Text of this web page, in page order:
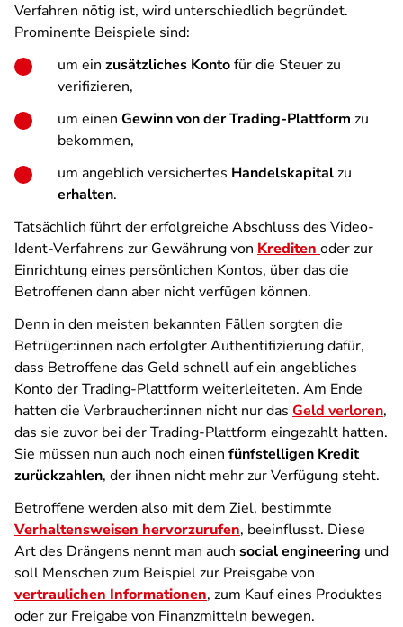
Verfahren nötig ist, wird unterschiedlich begründet.
Prominente Beispiele sind:
um ein zusätzliches Kontofür die Steuer zu
verifizieren,
um einen Gewinn von der Trading-Plattform zu
bekommen,
um angeblich versichertes Handelskapitalzu
erhalten.
Tatsächlich führt der erfolgreiche Abschluss des Video-
Ident-Verfahrens zur Gewährung von Krediten oder zur
Einrichtung eines persönlichen Kontos, über das die
Betroffenen dann aber nicht verfügen können.
Denn in den meisten bekannten Fällen sorgten die
Betrüger:innen nach erfolgter Authentifizierung dafür,
dass Betroffene das Geld schnell auf ein angebliches
Konto der Trading-Plattform weiterleiteten. Am Ende
hatten die Verbraucher:innen nicht nur das Geld verloren,
das sie zuvor bei der Trading-Plattform eingezahlt hatten.
Sie müssen nun auch noch einen fünfstelligen Kredit
zurückzahlen, der ihnen nicht mehr zur Verfügung steht.
Betroffene werden also mit dem Ziel, bestimmte
Verhaltensweisen hervorzurufen, beeinflusst. Diese
Art des Drängens nennt man auch social engineering und
soll Menschen zum Beispiel zur Preisgabe von
vertraulichen Informationen, zum Kauf eines Produktes
oder zur Freigabe von Finanzmitteln bewegen.